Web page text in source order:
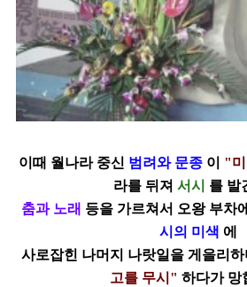
이때 월나라 중신 범려와 문종 이 "
라를 뒤져 서시
를 발
춤과 노래 등을 가르쳐서 오왕 부차
시의 미색 에
사로잡힌 나머지 나랏일을 게을리하
고를 무시" 하다가 망